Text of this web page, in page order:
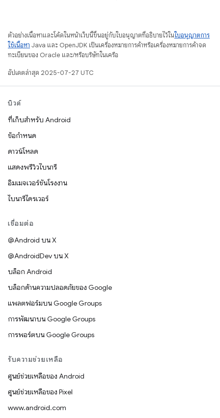
ตัวอย่างเนื้อหาและโค้ดในหน้าเว็บนี้ขึ้นอยู่กับใบอนุญาตที่อธิบายไว้ในใบอนุญาตการ
ใช้เนื้อหา Java และ OpenJDK เป็นเครื่องหมายการค้าหรือเครื่องหมายการค้าจด
ทะเบียนของ Oracle และ/หรือบริษัทในเครือ
อัปเดตล่าสุด 2025-07-27 UTC
บิวด์
ที่เก็บสำหรับ Android
ข้อกำหนด
ดาวน์โหลด
แสดงพรีวิวไบนารี
อิมเมจเวอร์ชันโรงงาน
ไบนารีไดรเวอร์
เชื่อมต่อ
@Android บน X
@AndroidDev บน X
บล็อก Android
บล็อกด้านความปลอดภัยของ Google
แพลตฟอร์มบน Google Groups
การพัฒนาบน Google Groups
การพอร์ตบน Google Groups
รับความช่วยเหลือ
ศูนย์ช่วยเหลือของ Android
ศูนย์ช่วยเหลือของ Pixel
www.android.com